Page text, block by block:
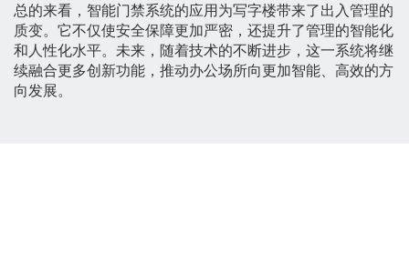
总的来看，智能门禁系统的应用为写字楼带来了出入管理的
质变。它不仅使安全保障更加严密，还提升了管理的智能化
和人性化水平。未来，随着技术的不断进步，这一系统将继
续融合更多创新功能，推动办公场所向更加智能、高效的方
向发展。